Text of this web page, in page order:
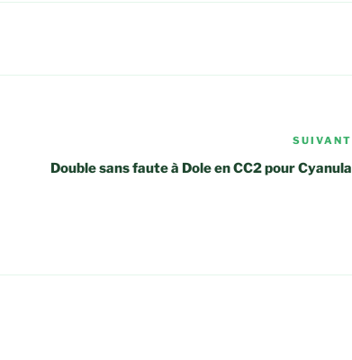
SUIVANT
Double sans faute à Dole en CC2 pour Cyanula